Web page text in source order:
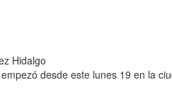
Hidalgo
desde este lunes 19 en la